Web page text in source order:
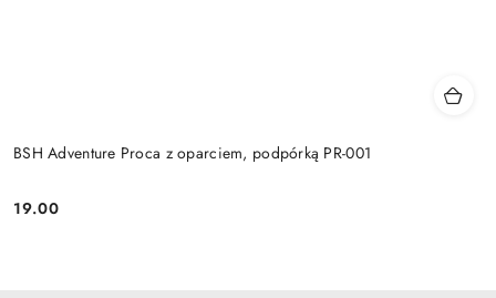
BSH Adventure Proca z oparciem, podpórką PR-001
Cena:
19.00